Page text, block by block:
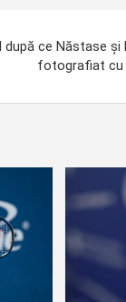
după ce Năstase și
fotografiat cu